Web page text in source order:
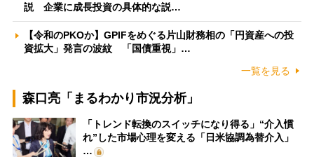
説 企業に成長投資の具体的な説…
【令和のPKOか】GPIFをめぐる片山財務相の「円資産への投
資拡大」発言の波紋 「国債重視」…
一覧を見る
森口亮「まるわかり市況分析」
「トレンド転換のスイッチになり得る」“介入慣
れ”した市場心理を変える「日米協調為替介入」
…